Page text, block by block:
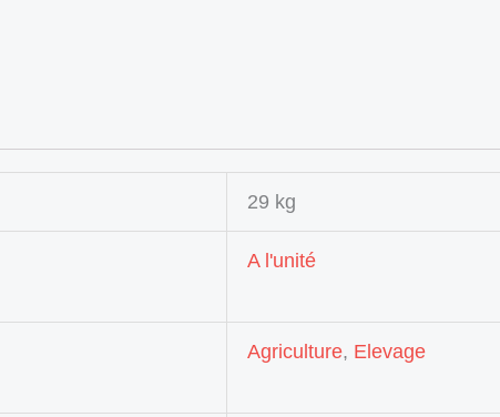
29 kg
A l'unité
Agriculture, Elevage